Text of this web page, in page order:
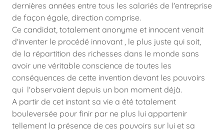
dernières années entre tous les salariés de l'entreprise
de façon égale, direction comprise.
Ce candidat, totalement anonyme et innocent venait
d'inventer le procédé innovant , le plus juste qui soit,
de la répartition des richesses dans le monde sans
avoir une véritable conscience de toutes les
conséquences de cette invention devant les pouvoirs
qui l'observaient depuis un bon moment déjà.
A partir de cet instant sa vie a été totalement
bouleversée pour finir par ne plus lui appartenir
tellement la présence de ces pouvoirs sur lui et sa